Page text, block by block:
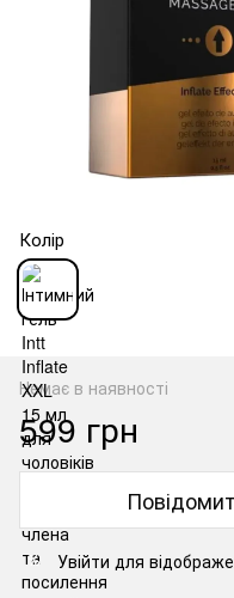
Колір
Немає в наявності
599 грн
% Увійти для